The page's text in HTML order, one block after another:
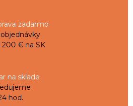
zadarmo
200 € na SK
na sklade
hod.